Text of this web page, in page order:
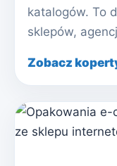
katalogów. To
sklepów,
Zobacz